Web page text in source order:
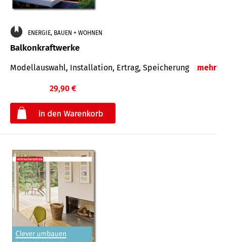
ENERGIE, BAUEN + WOHNEN
Balkonkraftwerke
Modellauswahl, Installation, Ertrag, Speicherung mehr
29,90 €